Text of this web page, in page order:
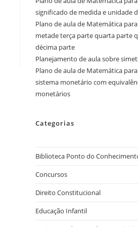
significado de medida e unidade
Plano de aula de Matemática
metade terça parte quarta parte
décima parte
Planejamento de aula sobre
Plano de aula de Matemática
sistema monetário com
monetários
Categorias
Biblioteca Ponto do
Concursos
Direito Constitucional
Educação Infantil